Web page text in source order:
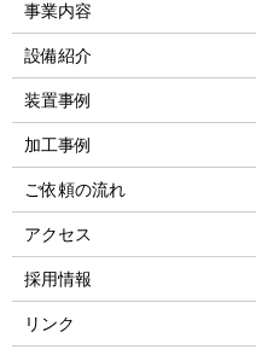
事業内容
設備紹介
装置事例
加工事例
ご依頼の流れ
アクセス
採用情報
リンク